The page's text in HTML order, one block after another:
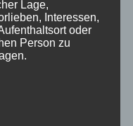
Bei meinem
Damen auf der
Lage,
Interessen,
oder
Person zu